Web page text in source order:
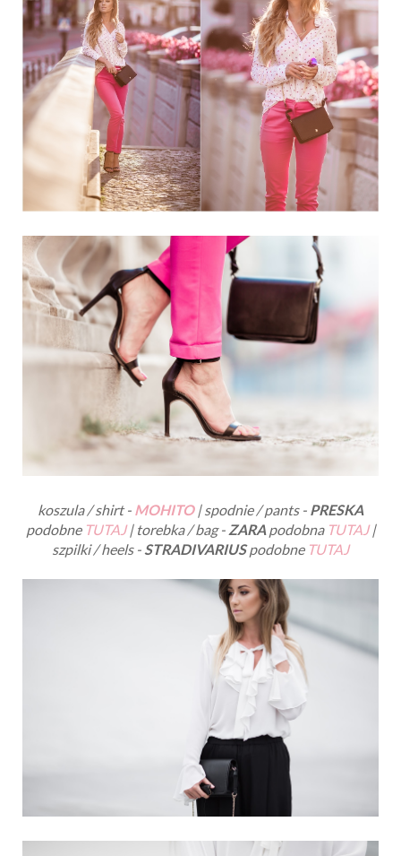
koszula / shirt - MOHITO| spodnie / pants - PRESKA
podobne TUTAJ| torebka / bag - ZARApodobna TUTAJ|
szpilki / heels -STRADIVARIUSpodobne TUTAJ